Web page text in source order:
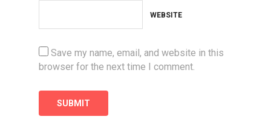
WEBSITE
Save my name, email, and website in this
browser for the next time I comment.